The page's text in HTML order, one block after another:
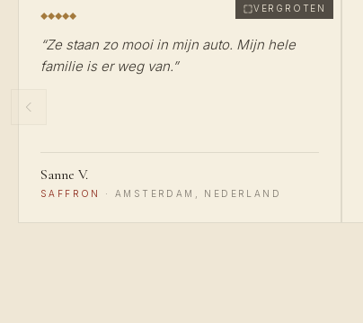
VERGROTEN
“Ze staan zo mooi in mijn auto. Mijn hele
familie is er weg van.”
Sanne V.
SAFFRON ·AMSTERDAM, NEDERLAND